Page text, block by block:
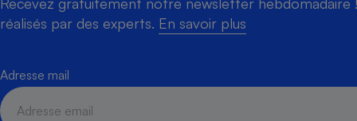
réalisés par des experts. En savoir plus
Adresse mail